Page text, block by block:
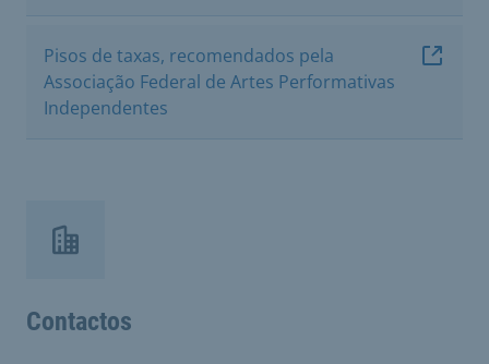
Pisos de taxas, recomendados pela
Associação Federal de Artes Performativas
Independentes
Contactos